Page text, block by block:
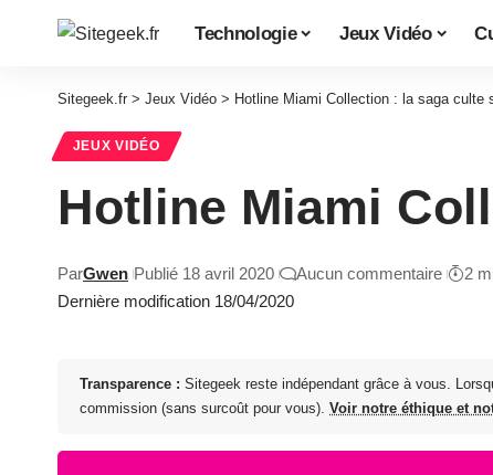
Technologie Jeux Vidéo
Sitegeek.fr > Jeux Vidéo > Hotline Miami Collection : la saga culte
JEUX VIDÉO
Hotline Miami
Dernière modification 18/04/2020
ParGwen Publié 18 avril 2020 Aucun commentaire 2
Transparence : Sitegeek reste indépendant grâce à vous.
commission (sans surcoût pour vous). Voir notre éthique et